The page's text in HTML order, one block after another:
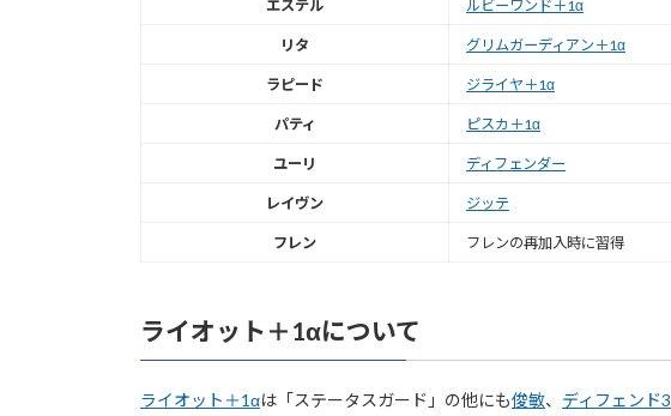
エステル ルビーワンド＋1α
リタ グリムガーディアン＋1α
ラピード ジライヤ＋1α
パティ ピスカ＋1α
ユーリ ディフェンダー
レイヴン ジッテ
フレン フレンの再加入時に習得
ライオット＋1αについて
ライオット＋1αは「ステータスガード」の他にも俊敏、 ディフェンド3